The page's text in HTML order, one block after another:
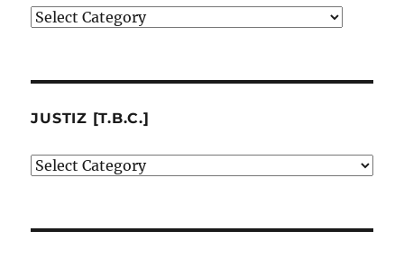
Verlage
besprochenen
erwähnten
JUSTIZ [T.B.C.]
Justiz